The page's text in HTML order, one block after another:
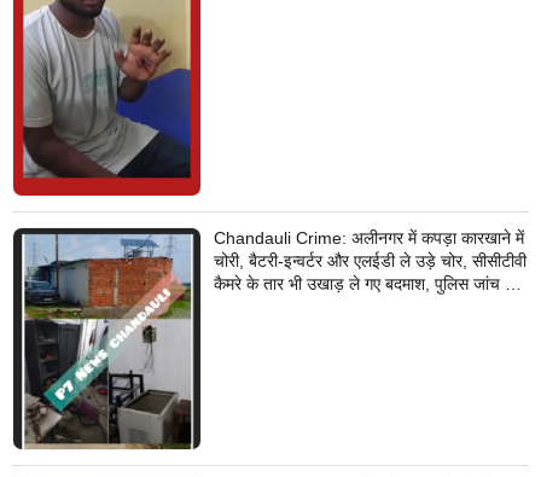
Chandauli Crime: अलीनगर में कपड़ा कारखाने में
चोरी, बैटरी-इन्वर्टर और एलईडी ले उड़े चोर, सीसीटीवी
कैमरे के तार भी उखाड़ ले गए बदमाश, पुलिस जांच में